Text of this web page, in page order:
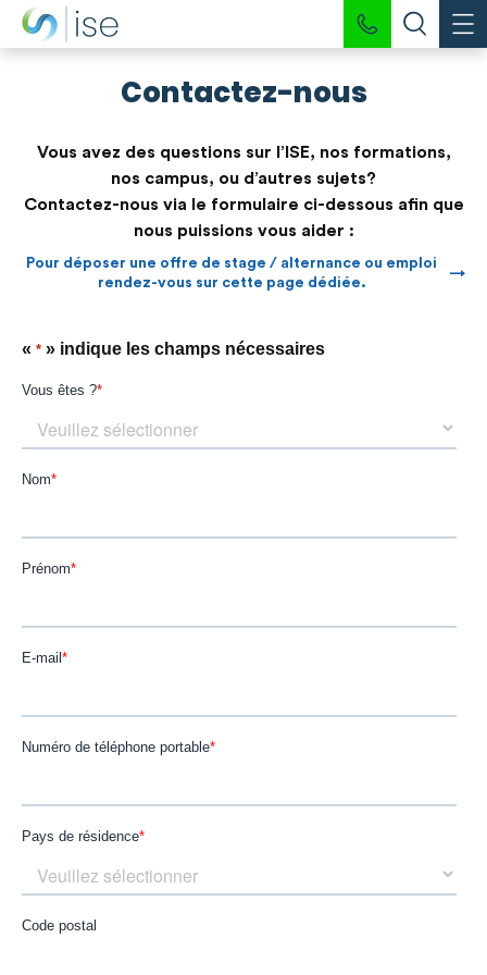
Contactez-nous
Vous avez des questions sur l’ISE, nos formations,
nos campus, ou d’autres sujets?
Contactez-nous via le formulaire ci-dessous afin que
nous puissions vous aider :
Pour déposer une offre de stage / alternance ou emploi
rendez-vous sur cette page dédiée.